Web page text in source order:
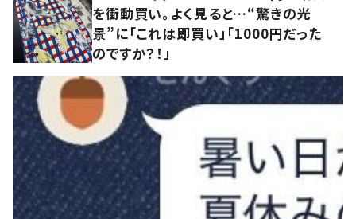
を衝動買い。よく見ると…“驚きの光
景”に「これは即買い」「1000円だった
のですか？！」